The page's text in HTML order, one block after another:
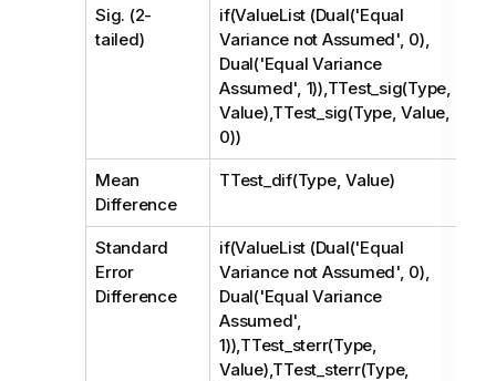
Sig. (2-
tailed)
if(ValueList (Dual('Equal
Variance not Assumed', 0),
Dual('Equal Variance
Assumed', 1)),TTest_sig(Type,
Value),TTest_sig(Type, Value,
0))
Mean
Difference
TTest_dif(Type, Value)
Standard
Error
Difference
if(ValueList (Dual('Equal
Variance not Assumed', 0),
Dual('Equal Variance
Assumed',
1)),TTest_sterr(Type,
Value),TTest_sterr(Type,